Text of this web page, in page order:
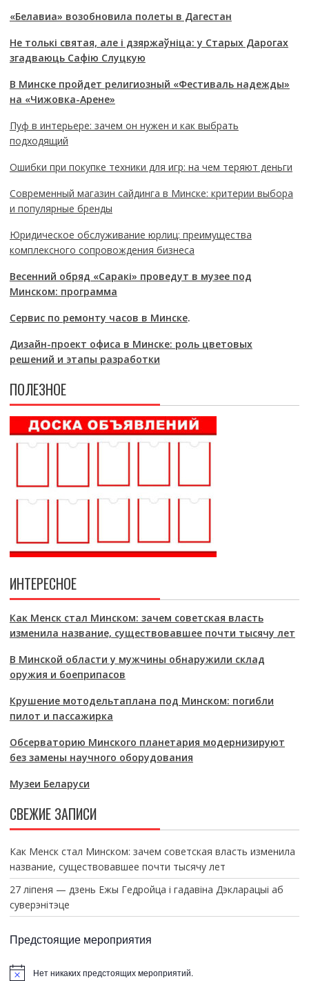
«Белавиа» возобновила полеты в Дагестан
Не толькі святая, але і дзяржаўніца: у Старых Дарогах
згадваюць Сафію Слуцкую
В Минске пройдет религиозный «Фестиваль надежды»
на «Чижовка-Арене»
Пуф в интерьере: зачем он нужен и как выбрать
подходящий
Ошибки при покупке техники для игр: на чем теряют деньги
Современный магазин сайдинга в Минске: критерии выбора
и популярные бренды
Юридическое обслуживание юрлиц: преимущества
комплексного сопровождения бизнеса
Весенний обряд «Саракі» проведут в музее под
Минском: программа
Сервис по ремонту часов в Минске.
Дизайн-проект офиса в Минске: роль цветовых
решений и этапы разработки
ПОЛЕЗНОЕ
ИНТЕРЕСНОЕ
Как Менск стал Минском: зачем советская власть
изменила название, существовавшее почти тысячу лет
В Минской области у мужчины обнаружили склад
оружия и боеприпасов
Крушение мотодельтаплана под Минском: погибли
пилот и пассажирка
Обсерваторию Минского планетария модернизируют
без замены научного оборудования
Музеи Беларуси
СВЕЖИЕ ЗАПИСИ
Как Менск стал Минском: зачем советская власть изменила
название, существовавшее почти тысячу лет
27 ліпеня — дзень Ежы Гедройца і гадавіна Дэкларацыі аб
суверэнітэце
Предстоящие мероприятия
Нет никаких предстоящих мероприятий.